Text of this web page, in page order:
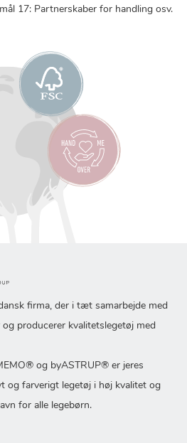
17: Partnerskaber for handling osv.
firma, der i tæt samarbejde med
producerer kvalitetslegetøj med
og byASTRUP® er jeres
og farverigt legetøj i høj kvalitet og
for alle legebørn.